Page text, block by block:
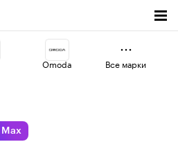
Omoda Все марки
Max